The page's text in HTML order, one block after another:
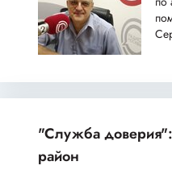
"Служба доверия":
район